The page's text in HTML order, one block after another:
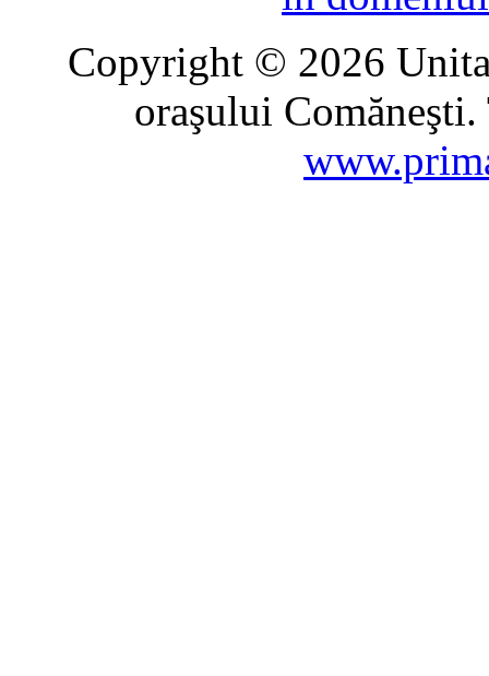
Copyright © 2026
oraşului